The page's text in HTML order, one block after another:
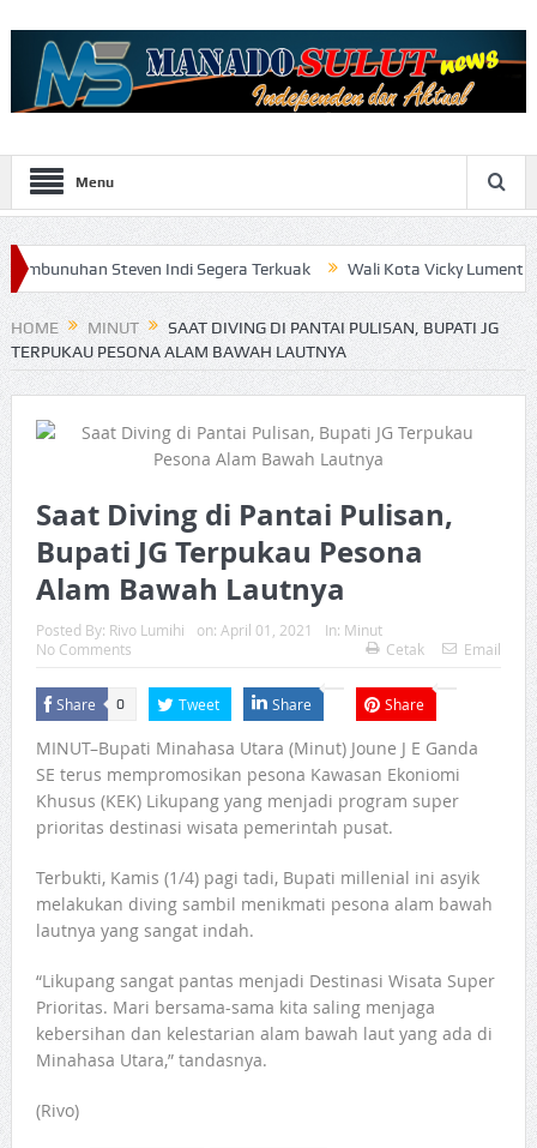
Menu
Steven Indi Segera Terkuak Wali Kota Vicky Lumentut Serahkan
HOME MINUT
SAAT DIVING DI PANTAI PULISAN, BUPATI JG
TERPUKAU PESONA ALAM BAWAH LAUTNYA
Saat Diving di Pantai Pulisan,
Bupati JG Terpukau Pesona
Alam Bawah Lautnya
Posted By: Rivo Lumihi on: April 01, 2021 In: Minut
No Comments
Cetak Email
Share 0 Tweet Share Share
MINUT–Bupati Minahasa Utara (Minut) Joune J E Ganda
SE terus mempromosikan pesona Kawasan Ekoniomi
Khusus (KEK) Likupang yang menjadi program super
prioritas destinasi wisata pemerintah pusat.
Terbukti, Kamis (1/4) pagi tadi, Bupati millenial ini asyik
melakukan diving sambil menikmati pesona alam bawah
lautnya yang sangat indah.
“Likupang sangat pantas menjadi Destinasi Wisata Super
Prioritas. Mari bersama-sama kita saling menjaga
kebersihan dan kelestarian alam bawah laut yang ada di
Minahasa Utara,” tandasnya.
(Rivo)